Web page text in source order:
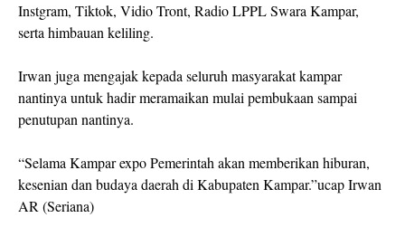
Instgram, Tiktok, Vidio Tront, Radio LPPL Swara Kampar,
serta himbauan keliling.
Irwan juga mengajak kepada seluruh masyarakat kampar
nantinya untuk hadir meramaikan mulai pembukaan sampai
penutupan nantinya.
“Selama Kampar expo Pemerintah akan memberikan hiburan,
kesenian dan budaya daerah di Kabupaten Kampar.”ucap Irwan
AR (Seriana)